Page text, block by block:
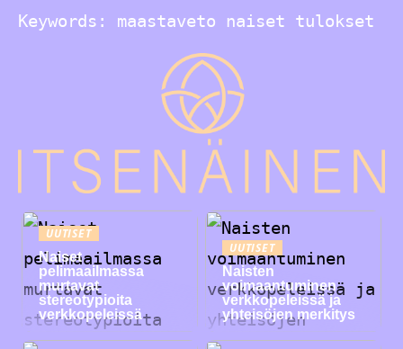
Keywords: maastaveto naiset tulokset
UUTISET
Naiset
pelimaailmassa
murtavat
stereotypioita
verkkopeleissä
UUTISET
Naisten
voimaantuminen
verkkopeleissä ja
yhteisöjen merkitys